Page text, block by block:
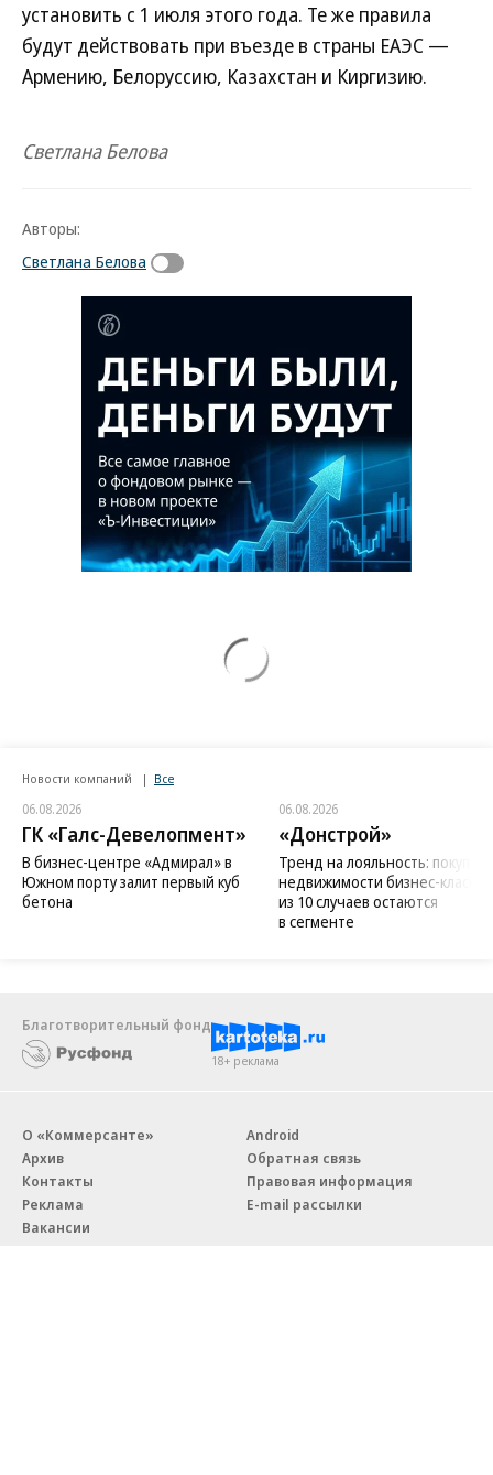
установить с 1 июля этого года. Те же правила
будут действовать при въезде в страны ЕАЭС —
Армению, Белоруссию, Казахстан и Киргизию.
Светлана Белова
Авторы:
Светлана Белова
Новости компаний Все
06.08.2026
ГК «Галс-Девелопмент»
В бизнес-центре «Адмирал» в
Южном порту залит первый куб
бетона
06.08.2026
«Донстрой»
Тренд на лояльность:
недвижимости бизнес-класса
из 10 случаев остаются
в сегменте
Благотворительный фонд
18+ реклама
О «Коммерсанте»
Архив
Контакты
Реклама
Вакансии
Android
Обратная связь
Правовая информация
E-mail рассылки